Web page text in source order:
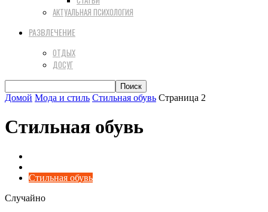
АКТУАЛЬНАЯ ПСИХОЛОГИЯ
РАЗВЛЕЧЕНИЕ
ОТДЫХ
ДОСУГ
Домой Мода и стиль Стильная обувь Страница 2
Стильная обувь
Стильная обувь
Случайно